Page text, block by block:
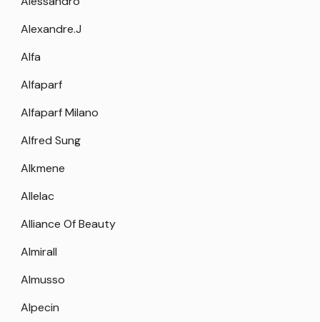
Alexandre.J
Alfa
Alfaparf
Alfaparf Milano
Alfred Sung
Alkmene
Allelac
Alliance Of Beauty
Almirall
Almusso
Alpecin